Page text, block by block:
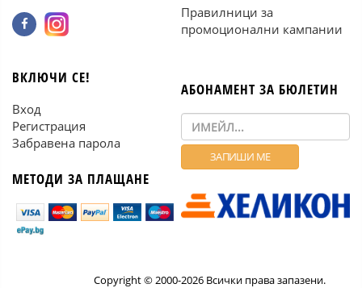
Правилници за
промоционални кампании
ВКЛЮЧИ СЕ!
Вход
Регистрация
Забравена парола
МЕТОДИ ЗА ПЛАЩАНЕ
АБОНАМЕНТ ЗА БЮЛЕТИН
Copyright © 2000-2026 Всички права запазени.